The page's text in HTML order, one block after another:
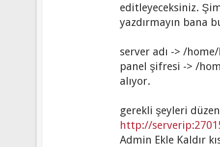
editleyeceksiniz.
yazdırmayın bana
server adı -> /
panel şifresi -> /
alıyor.
gerekli şeyleri
http://
Admin Ekle Kaldır